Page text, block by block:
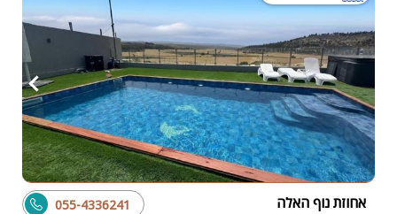
אחוזת נוף האלה 055-4336241